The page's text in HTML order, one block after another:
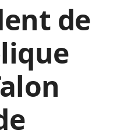
de